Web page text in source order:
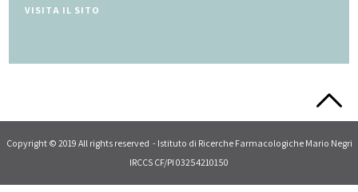
Copyright © 2019 All rights reserved - Istituto di Ricerche Farmacologiche Mario Negri
IRCCS CF/PI 03254210150